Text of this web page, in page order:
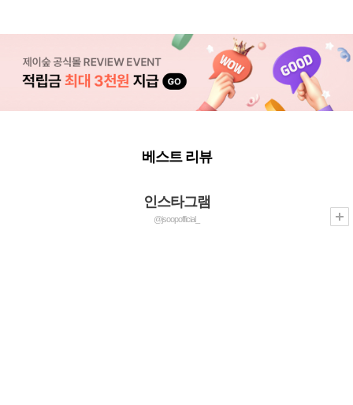
베스트 리뷰
인스타그램
@jsoopofficial_